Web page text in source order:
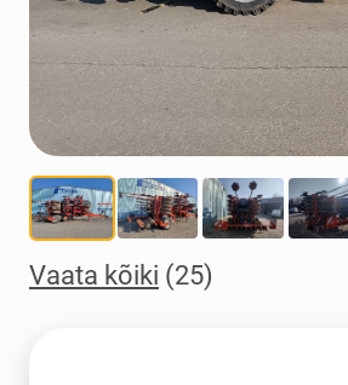
Vaata kõiki (25)